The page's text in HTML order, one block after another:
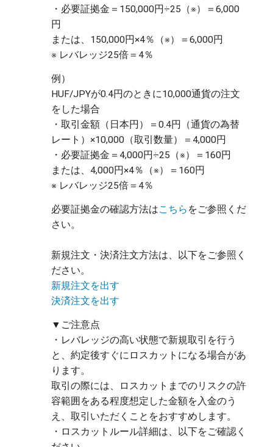
・必要証拠金＝150,000円÷25（※）＝6,000
円
または、150,000円×4％（※）＝6,000円
例）
HUF/JPYが0.4円のときに10,000通貨の注文
をした場合
・取引金額（日本円）＝0.4円（通貨の為替
レート）×10,000（取引数量）＝4,000円
・必要証拠金＝4,000円÷25（※）＝160円
または、4,000円×4％（※）＝160円
必要証拠金の確認方法はこちら をご参照くだ
さい。
新規注文・決済注文方法は、以下をご参照く
ださい。
新規注文を出す
決済注文を出す
▼ご注意点
・レバレッジの高い状態で新規取引を行う
と、約定後すぐにロスカットになる場合があ
ります。
取引の際には、ロスカットまでのリスクの許
容範囲をある程度想定した金額を入金のう
え、取引いただくことをおすすめします。
・ロスカットルール詳細は、以下をご確認く